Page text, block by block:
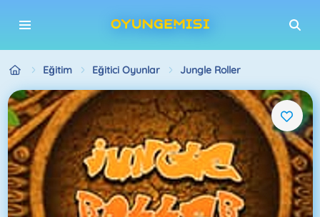
Eğitim Eğitici Oyunlar Jungle Roller